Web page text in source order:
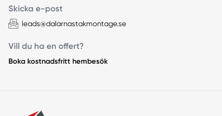
Skicka e-post
leads@dalarnastakmontage.se
Vill du ha en offert?
Boka kostnadsfritt hembesök